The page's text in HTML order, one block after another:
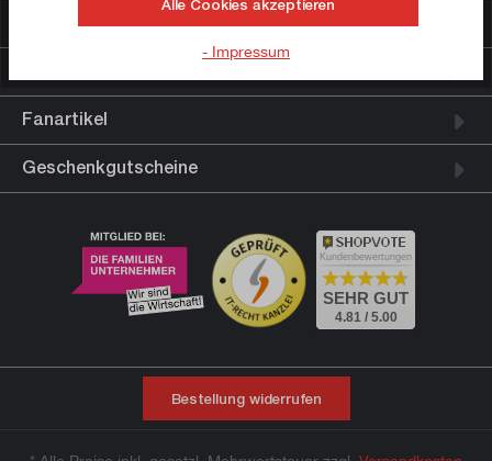
Fanartikel
Geschenkgutscheine
Kundenbewertungen
SEHR GUT
4.81 / 5.00
Bestellung widerrufen
Alle Cookies akzeptieren
- Impressum